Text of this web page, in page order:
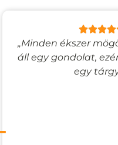
„Minden ékszer
áll egy gondolat,
egy